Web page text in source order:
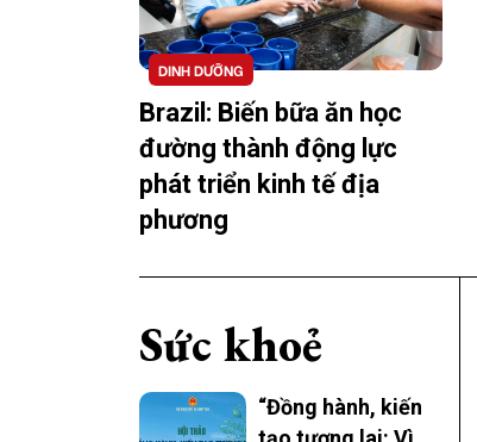
DINH DƯỠNG
Brazil: Biến bữa ăn học
đường thành động lực
phát triển kinh tế địa
phương
Sức khoẻ
“Đồng hành, kiến